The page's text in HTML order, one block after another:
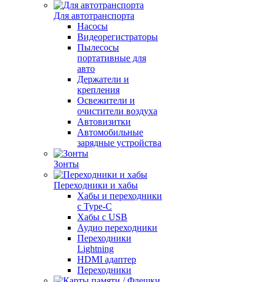
Для автотранспорта
Насосы
Видеорегистраторы
Пылесосы
портативные для
авто
Держатели и
крепления
Освежители и
очистители воздуха
Автовизитки
Автомобильные
зарядные устройства
Зонты
Переходники и хабы
Хабы и переходники
с Type-C
Хабы с USB
Аудио переходники
Переходники
Lightning
HDMI адаптер
Переходники